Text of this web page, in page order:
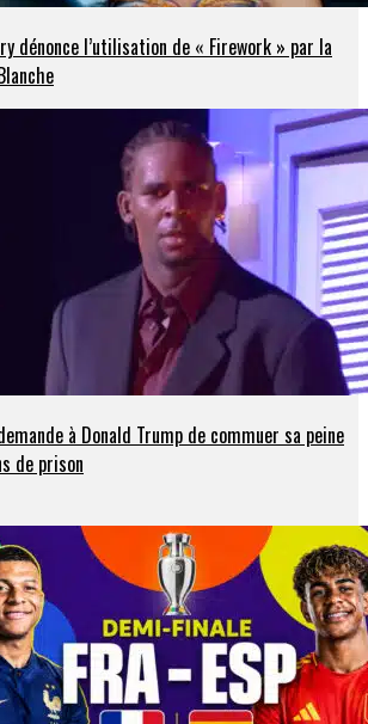
dénonce l’utilisation de « Firework » par la
à Donald Trump de commuer sa peine
de prison